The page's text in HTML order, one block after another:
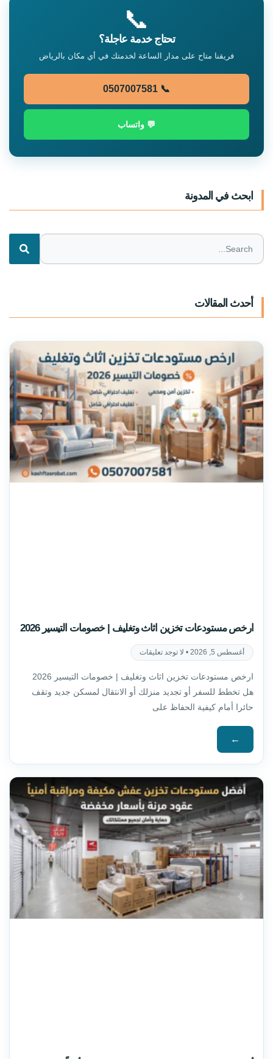
📞
تحتاج خدمة عاجلة؟
فريقنا متاح على مدار الساعة لخدمتك في أي مكان بالرياض
📞 0507007581
💬 واتساب
ابحث في المدونة
أحدث المقالات
ارخص مستودعات تخزين اثاث وتغليف | خصومات التيسير 2026
أغسطس 5, 2026 لا توجد تعليقات
ارخص مستودعات تخزين اثاث وتغليف | خصومات التيسير 2026
هل تخطط للسفر أو تجديد منزلك أو الانتقال لمسكن جديد وتقف
حائرا أمام كيفية الحفاظ على